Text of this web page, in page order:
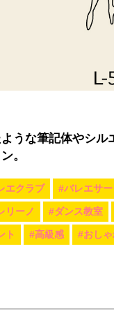
うな筆記体やシル
。
エクラブ #バレエサ
リーノ #ダンス教室
ト #高級感 #おし